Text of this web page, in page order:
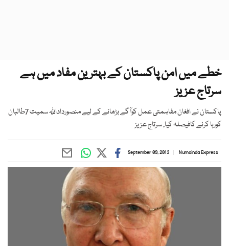
خطے میں امن پاکستان کے بہترین مفاد میں ہے
سرتاج عزیز
پاکستان نے افغان مفاہمتی عمل کوآگے بڑھانے کے لیے منصورداداللہ سمیت 7طالبان
کورہا کرنے کافیصلہ کیا, سرتاج عزیز
Numainda Express
September 09, 2013